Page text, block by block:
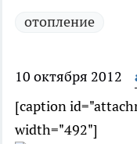
отопление
10 октября 2012
[caption
width="492"]